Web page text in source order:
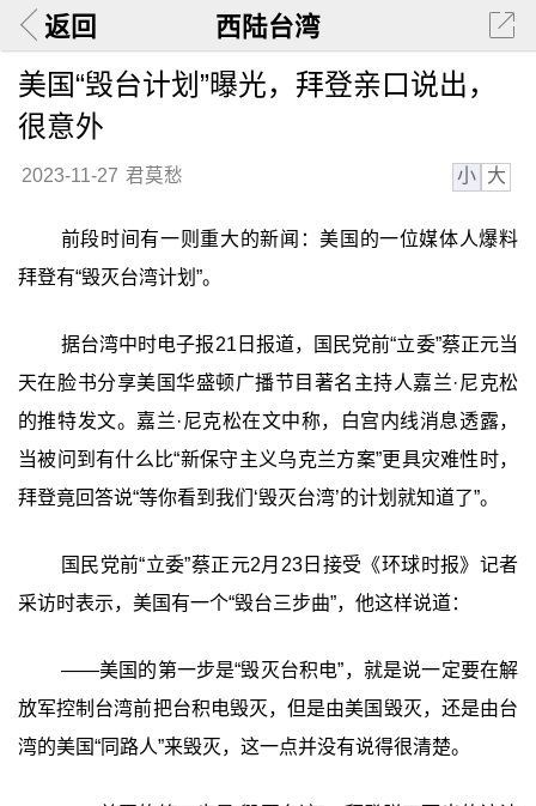
返回 西陆台湾
美国“毁台计划”曝光，拜登亲口说出，
很意外
2023-11-27 君莫愁 小 大
前段时间有一则重大的新闻：美国的一位媒体人爆料
拜登有“毁灭台湾计划”。
据台湾中时电子报21日报道，国民党前“立委”蔡正元当
天在脸书分享美国华盛顿广播节目著名主持人嘉兰·尼克松
的推特发文。嘉兰·尼克松在文中称，白宫内线消息透露，
当被问到有什么比“新保守主义乌克兰方案”更具灾难性时，
拜登竟回答说“等你看到我们‘毁灭台湾’的计划就知道了”。
国民党前“立委”蔡正元2月23日接受《环球时报》记者
采访时表示，美国有一个“毁台三步曲”，他这样说道：
——美国的第一步是“毁灭台积电”，就是说一定要在解
放军控制台湾前把台积电毁灭，但是由美国毁灭，还是由台
湾的美国“同路人”来毁灭，这一点并没有说得很清楚。